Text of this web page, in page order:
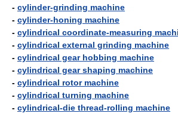
- cylinder-grinding machine
- cylinder-honing machine
- cylindrical coordinate-measuring
- cylindrical external grinding machine
- cylindrical gear hobbing machine
- cylindrical gear shaping machine
- cylindrical rotor machine
- cylindrical turning machine
- cylindrical-die thread-rolling machine